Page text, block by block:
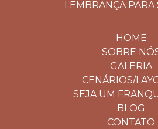
LEMBRANÇA PARA
HOME
SOBRE
GALERIA
CENÁRIOS/
SEJA UM
BLOG
CONTATO